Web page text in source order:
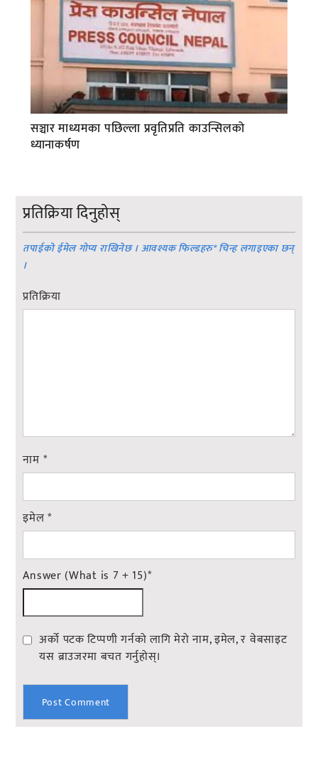
सञ्चार माध्यमका पछिल्ला प्रवृतिप्रति काउन्सिलको
ध्यानाकर्षण
प्रतिक्रिया दिनुहोस्
तपाईको ईमेल गोप्य राखिनेछ । आवश्यक फिल्डहरु*चिन्ह लगाइएका छन्
।
प्रतिक्रिया
नाम *
इमेल*
Answer (What is 7 + 15)*
अर्को पटक टिप्पणी गर्नको लागि मेरो नाम, इमेल, र वेबसाइट
यस ब्राउजरमा बचत गर्नुहोस्।